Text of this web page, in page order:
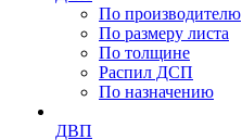
По производителю
По размеру листа
По толщине
Распил ДСП
По назначению
ДВП